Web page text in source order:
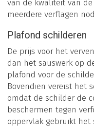
van de kwaliteit van
meerdere verflagen
Plafond schilderen
De prijs voor het
dan het sauswerk op
plafond voor de
Bovendien vereist het
omdat de schilder de
beschermen tegen
oppervlak gebruikt het